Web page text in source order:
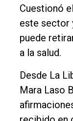
Cuestionó
este sector
puede
a la salud.
Desde La
Mara Laso